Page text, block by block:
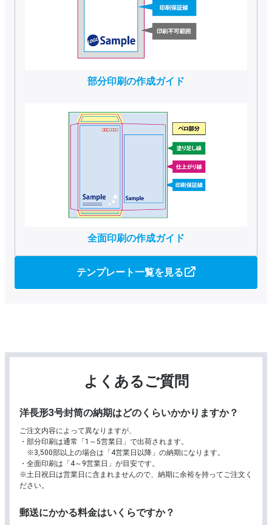
部分印刷の作成ガイド
全面印刷の作成ガイド
テンプレート一覧を見る
よくあるご質問
洋長形3号封筒の納期はどのくらいかかりますか？
ご注文内容によって異なりますが、
部分印刷は通常「1～5営業日」で出荷されます。
※3,500部以上の場合は「4営業日以降」の納期になります。
全面印刷は「4～9営業日」が目安です。
※土日祝日は営業日に含まれませんので、納期に余裕を持ってご注文く
ださい。
郵送にかかる料金はいくらですか？